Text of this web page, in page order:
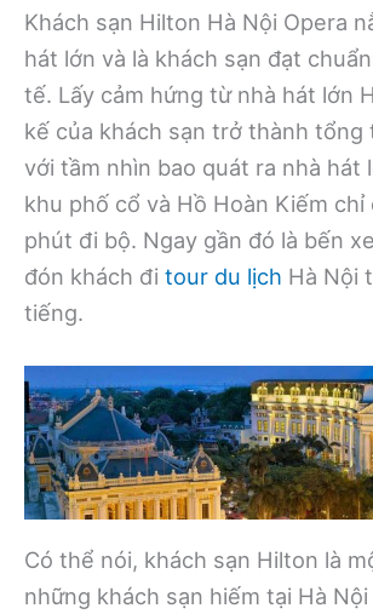
Khách sạn Hilton Hà Nội Opera
hát lớn và là khách sạn đạt
tế. Lấy cảm hứng từ nhà hát lớn
kế của khách sạn trở thành tổng
với tầm nhìn bao quát ra nhà hát
khu phố cổ và Hồ Hoàn Kiếm chỉ
phút đi bộ. Ngay gần đó là bến
đón khách đi tour du lịch Hà Nội
tiếng.
Có thể nói, khách sạn Hilton là
những khách sạn hiếm tại Hà